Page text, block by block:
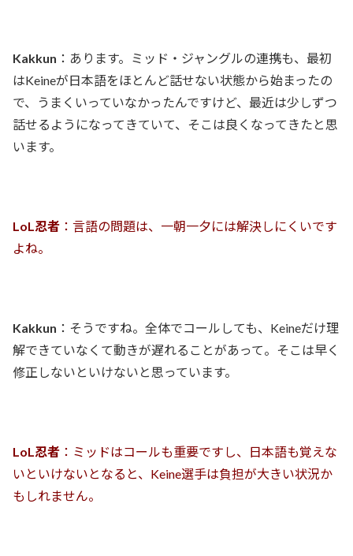
Kakkun ：あります。ミッド・ジャングルの連携も、最初
はKeineが日本語をほとんど話せない状態から始まったの
で、うまくいっていなかったんですけど、最近は少しずつ
話せるようになってきていて、そこは良くなってきたと思
います。
LoL忍者 ：言語の問題は、一朝一夕には解決しにくいです
よね。
Kakkun ：そうですね。全体でコールしても、Keineだけ理
解できていなくて動きが遅れることがあって。そこは早く
修正しないといけないと思っています。
LoL忍者 ：ミッドはコールも重要ですし、日本語も覚えな
いといけないとなると、Keine選手は負担が大きい状況か
もしれません。